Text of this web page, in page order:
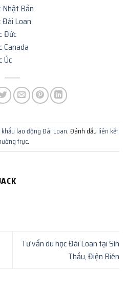
Nhật Bản
Đài Loan
Đức
Canada
Úc
khẩu lao động Đài Loan. Đánh dấu liên kết
trực.
Tư vấn du học Đài Loan tại Sín
Thầu, Điện Biên